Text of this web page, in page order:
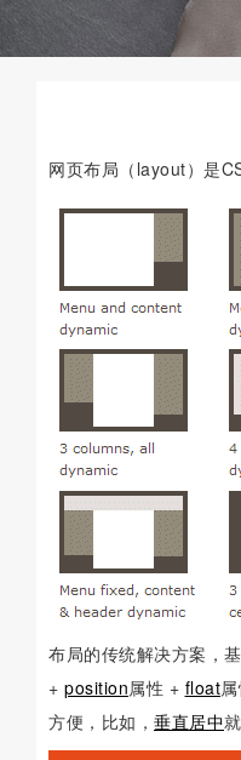
网页布局（layout）是
布局的传统解决方案，
+ position属性 + float
方便，比如， 垂直居中